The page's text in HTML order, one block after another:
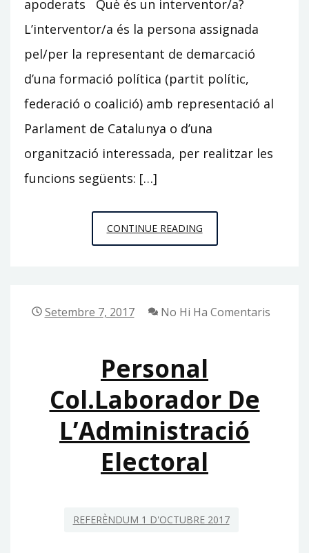
apoderats Què és un interventor/a?
L’interventor/a és la persona assignada
pel/per la representant de demarcació
d’una formació política (partit polític,
federació o coalició) amb representació al
Parlament de Catalunya o d’una
organització interessada, per realitzar les
funcions següents: […]
CONTINUE READINGINTERVENTORS
I
Setembre 7, 2017 No Hi Ha Comentaris
Personal
Col.laborador De
L’Administració
Electoral
REFERÈNDUM 1 D'OCTUBRE 2017